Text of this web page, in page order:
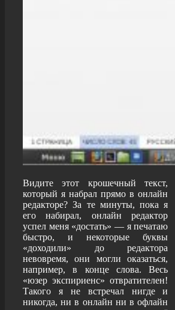
Видите этот крошечный текст,
который я набрал прямо в онлайн
редакторе? За те минуты, пока я
его набирал, онлайн редактор
успел меня «достать» — я печатаю
быстро, и некоторые буквы
«доходили» до редактора
невовремя, они могли оказаться,
например, в конце слова. Весь
«юзер экспириенс» отвратителен!
Такого я не встречал нигде и
никогда, ни в онлайн ни в офлайн